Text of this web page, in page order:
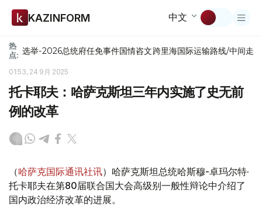
KAZINFORM 中文
热
点: 选举-2026总统府任免事件国情咨文跨里海国际运输路线/中间走廊
01:53, 24 9月 2025
托卡耶夫：哈萨克斯坦三年内实施了史无前
例的改革
（哈萨克国际通讯社讯）哈萨克斯坦总统哈斯穆-卓玛尔特·
托卡耶夫在第80届联合国大会高级别一般性辩论中介绍了
国内政治经济改革的进展。